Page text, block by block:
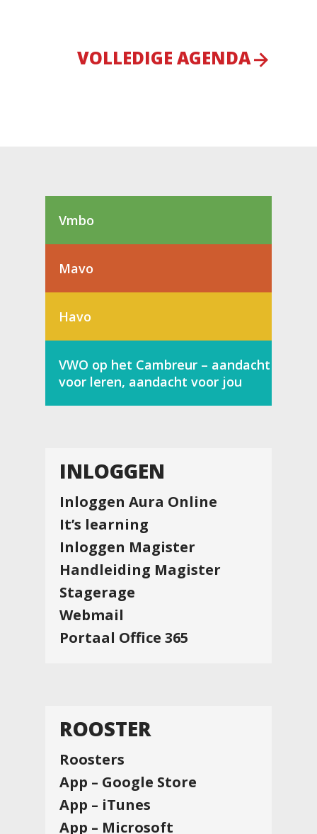
VOLLEDIGE AGENDA
Vmbo
Mavo
Havo
VWO op het Cambreur – aandacht
voor leren, aandacht voor jou
INLOGGEN
Inloggen Aura Online
It’s learning
Inloggen Magister
Handleiding Magister
Stagerage
Webmail
Portaal Office 365
ROOSTER
Roosters
App – Google Store
App – iTunes
App – Microsoft